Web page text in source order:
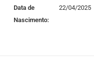
Data de
Nascimento:
22/04/2025